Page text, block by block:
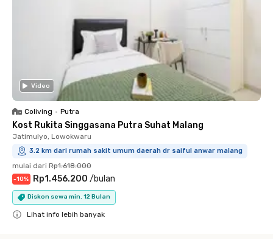
Video
Coliving • Putra
Kost Rukita Singgasana Putra Suhat Malang
Jatimulyo, Lowokwaru
3.2 km dari rumah sakit umum daerah dr saiful anwar malang
mulai dari Rp1.618.000
-10% Rp1.456.200 /bulan
Diskon sewa min. 12 Bulan
Lihat info lebih banyak